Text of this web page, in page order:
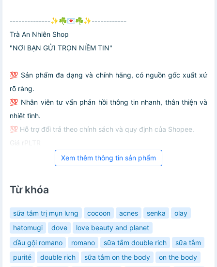
--------------✨☘💌☘✨------------
Trà An Nhiên Shop
"NƠI BẠN GỬI TRỌN NIỀM TIN"
💯 Sản phẩm đa dạng và chính hãng, có nguồn gốc xuất xứ
rõ ràng.
💯 Nhân viên tư vấn phản hồi thông tin nhanh, thân thiện và
nhiệt tình.
💯 Hỗ trợ đổi trả theo chính sách và quy định của Shopee.
Giá rPLTR
Xem thêm thông tin sản phẩm
Từ khóa
sữa tắm trị mụn lưng cocoon acnes senka
olay
hatomugi
dove
love beauty and planet
dầu gội romano
romano sữa tắm double rich
sữa tắm
purité
double rich sữa tắm on the body
on the body